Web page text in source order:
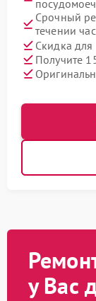
Срочный
течении
Скидка для
Получите
у Вас